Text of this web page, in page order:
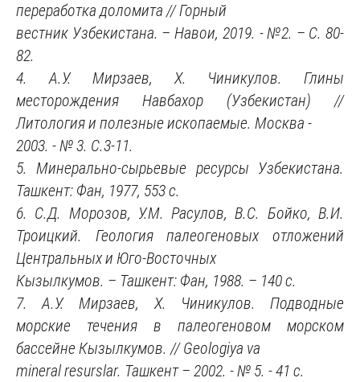
переработка доломита // Горный
вестник Узбекистана. – Навои, 2019. - №2. – С. 80-
82.
4. А.У. Мирзаев, Х. Чиникулов. Глины
месторождения Навбахор (Узбекистан) //
Литология и полезные ископаемые. Москва -
2003. - № 3. С.3-11.
5. Минерально-сырьевые ресурсы Узбекистана.
Ташкент: Фан, 1977, 553 с.
6. С.Д. Морозов, У.М. Расулов, В.С. Бойко, В.И.
Троицкий. Геология палеогеновых отложений
Центральных и Юго-Восточных
Кызылкумов. – Ташкент: Фан, 1988. – 140 с.
7. А.У. Мирзаев, Х. Чиникулов. Подводные
морские течения в палеогеновом морском
бассейне Кызылкумов. // Geologiya va
mineral resurslar. Ташкент – 2002. - № 5. - 41 c.